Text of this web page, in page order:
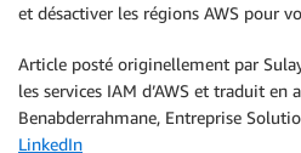
et désactiver les régions AWS pour
Article posté originellement par
les services IAM d’AWS et traduit en
Benabderrahmane, Entreprise
LinkedIn